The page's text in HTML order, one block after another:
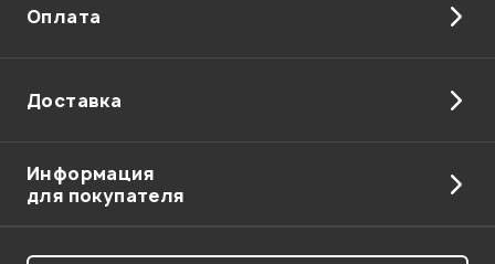
Оплата
Доставка
Информация
для покупателя